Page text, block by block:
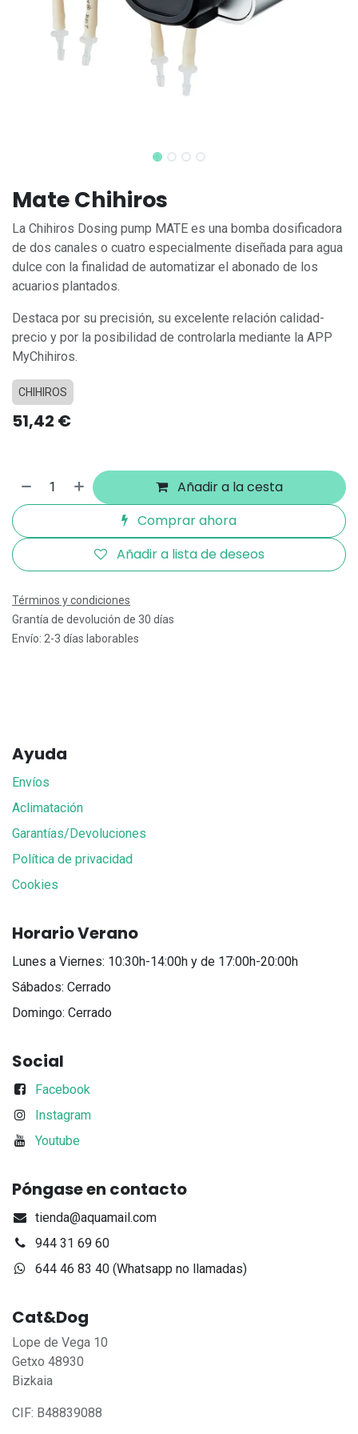
Mate Chihiros
La Chihiros Dosing pump MATE es una bomba dosificadora
de dos canales o cuatro especialmente diseñada para agua
dulce con la finalidad de automatizar el abonado de los
acuarios plantados.
Destaca por su precisión, su excelente relación calidad-
precio y por la posibilidad de controlarla mediante la APP
MyChihiros.
CHIHIROS
51,42 €
Añadir a la cesta
Comprar ahora
Añadir a lista de deseos
Términos y condiciones
Grantía de devolución de 30 días
Envío: 2-3 días laborables
Ayuda
Envíos
Aclimatación
Garantías/Devoluciones
Política de privacidad
Cookies
Horario Verano
Lunes a Viernes: 10:30h-14:00h y de 17:00h-20:00h
Sábados: Cerrado
Domingo: Cerrado
Social
Facebook
Instagram
Youtube
Póngase en contacto
tienda@aquamail.com
944 31 69 60
644 46 83 40 (Whatsapp no llamadas)
Cat&Dog
Lope de Vega 10
Getxo 48930
Bizkaia
CIF: B48839088